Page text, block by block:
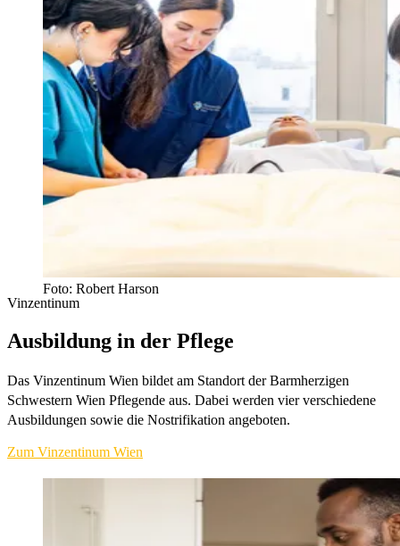
Foto: Robert Harson
Vinzentinum
Ausbildung in der Pflege
Das Vinzentinum Wien bildet am Standort der Barmherzigen
Schwestern Wien Pflegende aus. Dabei werden vier verschiedene
Ausbildungen sowie die Nostrifikation angeboten.
Zum Vinzentinum Wien